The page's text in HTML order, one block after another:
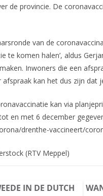
de provincie. De
van de
te komen halen’, aldus
Inwoners die een
kan het dus zijn dat
kan via
en met 6 december
drenthe-vaccineert/
(RTV Meppel)
IN DE DUTCH